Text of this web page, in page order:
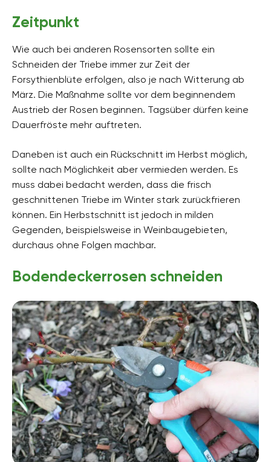
Zeitpunkt
Wie auch bei anderen Rosensorten sollte ein
Schneiden der Triebe immer zur Zeit der
Forsythienblüte erfolgen, also je nach Witterung ab
März. Die Maßnahme sollte vor dem beginnendem
Austrieb der Rosen beginnen. Tagsüber dürfen keine
Dauerfröste mehr auftreten.
Daneben ist auch ein Rückschnitt im Herbst möglich,
sollte nach Möglichkeit aber vermieden werden. Es
muss dabei bedacht werden, dass die frisch
geschnittenen Triebe im Winter stark zurückfrieren
können. Ein Herbstschnitt ist jedoch in milden
Gegenden, beispielsweise in Weinbaugebieten,
durchaus ohne Folgen machbar.
Bodendeckerrosen schneiden